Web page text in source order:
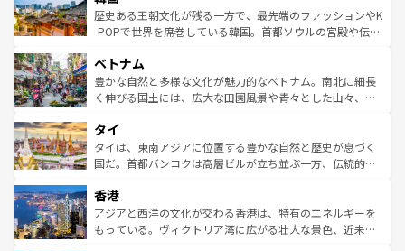
はコンテンツ一覧を参照してほしい。
ビング、ハイキングなど、アウトドア好きにはたまらな
い。オーストラリアの多彩な魅力を存分に味わいつくそ
参照してほしい。
と山間の静けさが共存しており、訪れる人に新しい発見と
驚きをもたらしてくれる。また、奥深い台湾の食文化も魅
容にもいいと評判のスイーツなど、バラエティ豊かな料理
が味わえる。 なお、新着の台湾情報は コンテンツ一覧を参
照してほしい。
歴史ある王朝文化が残る一方で、最先端のファッションやK
-POPで世界を席巻している韓国。首都ソウルの宮殿や伝統
き、地方に足を延ばせば四季折々の自然美を楽しむことが
できる。そして、キムチや焼肉、絶品のストリートフード
まで、さまざまな韓国料理が待っている。夜には、韓国な
リティに包まれながら、韓国の多彩な魅力を心ゆくまで味
わってみてほしい。 なお、新着の韓国情報はコンテンツ一
覧を参照してほしい。
ベトナム
豊かな自然と多様な文化が魅力的なベトナム。南北に細長
く伸びる国土には、広大な田園風景や青々とした山々、世
急速な発展と共に伝統が息づく。ハノイの古い町並みやホ
ーチミン市のフランス統治時代の建物も、独特の雰囲気を
醸し出している。また、バラエティの豊かさとおいしさで
とつ。フォーやバインミー、ベトナムコーヒーなどは、ぜ
ひ現地で味わいたい。どの地域を訪れてもあたたかい人々
が旅行者を迎えてくれるので、きっと忘れられない旅にな
タイ
タイは、東南アジアに位置する豊かな自然と歴史が息づく
国だ。首都バンコクは高層ビルが立ち並ぶ一方、伝統的な
の活気が交差している。北部ではチェンマイなどの山岳地
帯で自然と触れ合い、南部ではプーケットやクラビの美し
いビーチでリゾート気分を楽しむことができる。タイ料理
香港
アジアと西洋の文化が交わる香港は、特有のエネルギーを
もっている。ヴィクトリア湾に広がる壮大な景色、近未来